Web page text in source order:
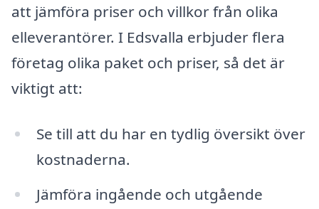
att jämföra priser och villkor från olika
elleverantörer. I Edsvalla erbjuder flera
företag olika paket och priser, så det är
viktigt att:
Se till att du har en tydlig översikt över
kostnaderna.
Jämföra ingående och utgående